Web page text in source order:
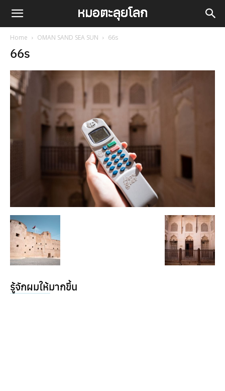
Home OMAN SAND SEA SUN 66s
66s
รู้จักผมให้มากขึ้น